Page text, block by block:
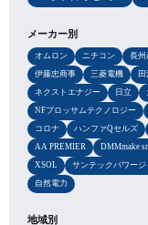
メーカー別
オムロン ニチコン 長州
伊藤忠商事
三菱電機 田
ネクストエナジー
日立
NFブロッサムテクノロジー
コロナ
ハンファQセルズ
AA PREMIER
DMMmake
XSOL
サンテックパワージ
自然電力
地域別